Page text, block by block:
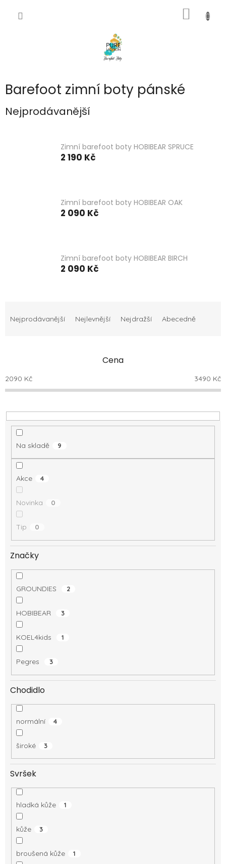
Barefoot zimní boty pánské
Nejprodávanější
Zimní barefoot boty HOBIBEAR SPRUCE
2 190 Kč
Zimní barefoot boty HOBIBEAR OAK
2 090 Kč
Zimní barefoot boty HOBIBEAR BIRCH
2 090 Kč
a
p
r
o
u
Nejprodávanější Nejlevnější Nejdražší Abecedně
Cena
2090 Kč 3490 Kč
Na skladě 9
Akce 4
Novinka 0
Tip 0
Značky
GROUNDIES 2
HOBIBEAR 3
KOEL4kids 1
Pegres 3
Chodidlo
normální 4
široké 3
Svršek
hladká kůže 1
kůže 3
broušená kůže 1